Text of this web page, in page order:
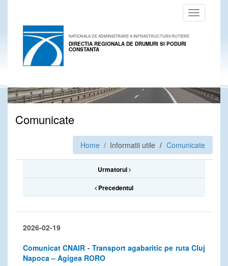
Toggle
navigation
NATIONALA DE ADMINISTRARE A INFRASTRUCTURII RUTIERE
DIRECTIA REGIONALA DE DRUMURI SI PODURI
CONSTANTA
Comunicate
Home / Informatii utile Comunicate
Urmatorul
Precedentul
2026-02-19
Comunicat CNAIR - Transport agabaritic pe ruta Cluj
Napoca – Agigea RORO